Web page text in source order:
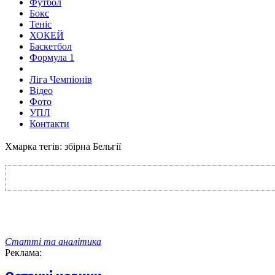
Футбол
Бокс
Теніс
ХОКЕЙ
Баскетбол
Формула 1
Ліга Чемпіонів
Відео
Фото
УПЛ
Контакти
Хмарка тегів: збірна Бельгії
Статті та аналітика
Реклама: